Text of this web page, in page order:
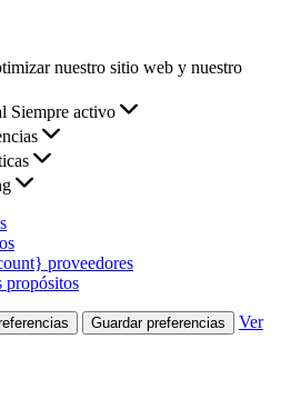
nuestro sitio web y nuestro
Siempre activo
proveedores
propósitos
Guardar preferencias
Ver